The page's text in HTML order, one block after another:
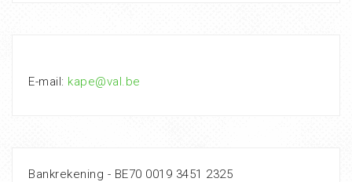
E-mail: kape@val.be
Bankrekening - BE70 0019 3451 2325